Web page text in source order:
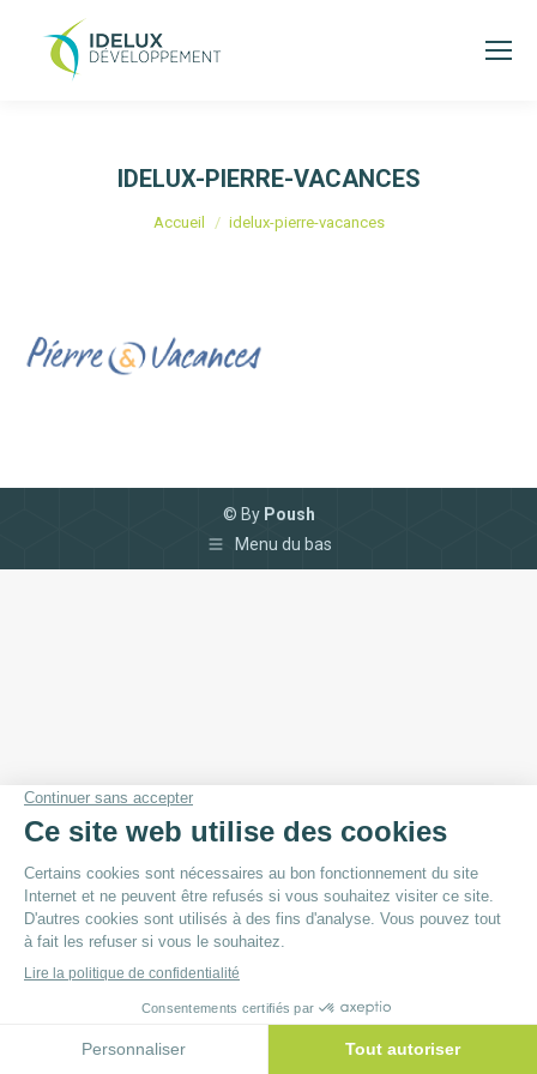
IDELUX-PIERRE-VACANCES
Vous êtes ici :
Accueil idelux-pierre-vacances
© By Poush
Menu du bas